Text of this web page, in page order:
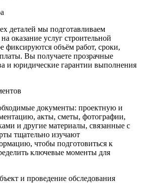
деталей мы подготавливаем
оказание услуг строительной
фиксируются объём работ, сроки,
Вы получаете прозрачные
и юридические гарантии выполнения
документы: проектную и
акты, сметы, фотографии,
и другие материалы, связанные с
тщательно изучают
чтобы подготовиться к
ключевые моменты для
и проведение обследования